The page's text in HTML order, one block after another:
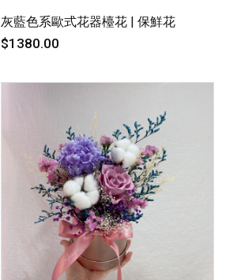
灰藍色系歐式花器檯花 | 保鮮花
$1380.00